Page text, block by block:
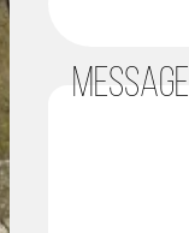
MESSAGE